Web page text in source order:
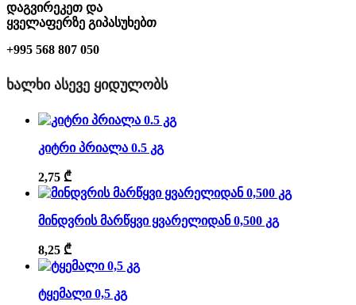
დაგვირეკეთ და
ყველაფერზე გიპასუხებთ
+995 568 807 050
ᲮᲐᲚᲮᲘ ᲐᲡᲔᲕᲔ ᲧᲘᲓᲣᲚᲝᲑᲡ
კიტრი პრიალა 0.5 კგ
2,75 ₾
მინდვრის მარწყვი ყვარელიდან 0,500 კგ
8,25 ₾
ტყემალი 0,5 კგ